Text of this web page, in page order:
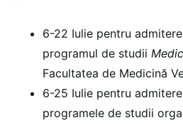
6-22 Iulie pentru
programul de studii
Facultatea de Medicină
6-25 Iulie pentru
programele de studii